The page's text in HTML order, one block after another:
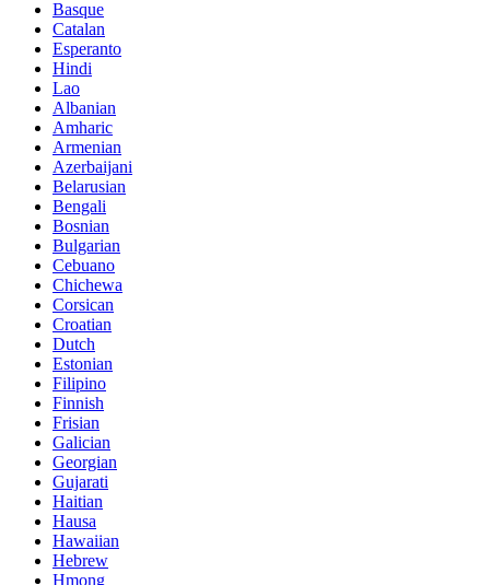
Basque
Catalan
Esperanto
Hindi
Lao
Albanian
Amharic
Armenian
Azerbaijani
Belarusian
Bengali
Bosnian
Bulgarian
Cebuano
Chichewa
Corsican
Croatian
Dutch
Estonian
Filipino
Finnish
Frisian
Galician
Georgian
Gujarati
Haitian
Hausa
Hawaiian
Hebrew
Hmong